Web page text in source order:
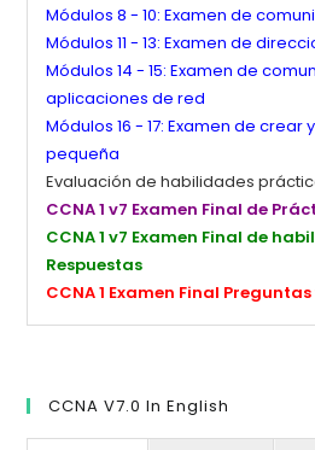
Módulos 8 - 10: Examen de
Módulos 11 - 13: Examen de
Módulos 14 - 15: Examen de
aplicaciones de red
Módulos 16 - 17: Examen de
pequeña
Evaluación de habilidades
CCNA 1 v7 Examen Final de
CCNA 1 v7 Examen Final de
Respuestas
CCNA 1 Examen Final
CCNA V7.0 In English